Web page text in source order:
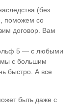
(без
поможем со
договор. Вам
5 — с любыми
с большим
быстро. А все
быть даже с